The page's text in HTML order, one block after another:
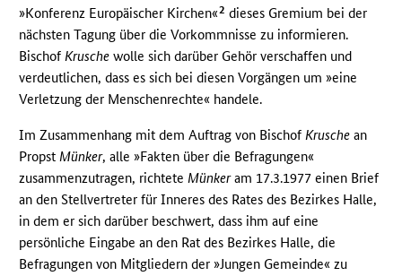
»Konferenz Europäischer Kirchen«2 dieses Gremium bei der
nächsten Tagung über die Vorkommnisse zu informieren.
BischofKrusche wolle sich darüber Gehör verschaffen und
verdeutlichen, dass es sich bei diesen Vorgängen um »eine
Verletzung der Menschenrechte« handele.
Im Zusammenhang mit dem Auftrag von BischofKrusche an
PropstMünker, alle »Fakten über die Befragungen«
zusammenzutragen, richteteMünkeram 17.3.1977 einen Brief
an den Stellvertreter für Inneres des Rates des Bezirkes Halle,
in dem er sich darüber beschwert, dass ihm auf eine
persönliche Eingabe an den Rat des Bezirkes Halle, die
Befragungen von Mitgliedern der »Jungen Gemeinde« zu